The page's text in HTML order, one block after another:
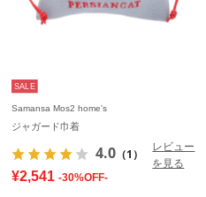
SALE
Samansa Mos2 home's
ジャガード巾着
4.0 （1）
レビュー
を見る
¥2,541 -30%OFF-